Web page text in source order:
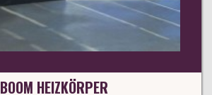
BOOM HEIZKÖRPER